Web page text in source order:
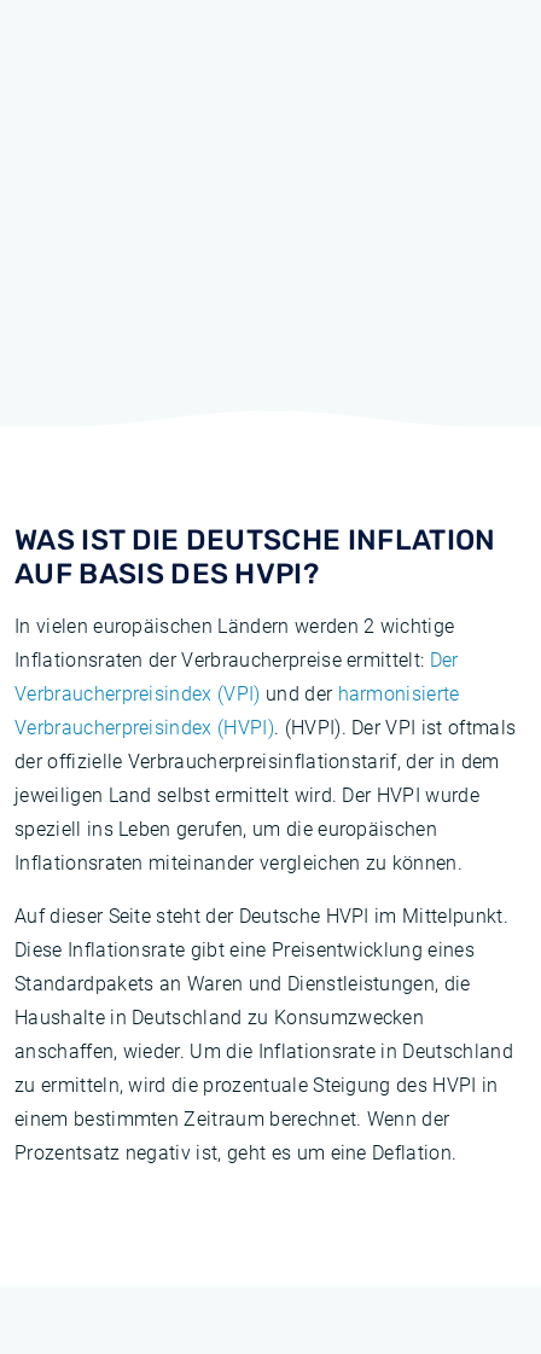
WAS IST DIE DEUTSCHE INFLATION
AUF BASIS DES HVPI?
In vielen europäischen Ländern werden 2 wichtige
Inflationsraten der Verbraucherpreise ermittelt: Der
Verbraucherpreisindex (VPI) und der harmonisierte
Verbraucherpreisindex (HVPI). (HVPI). Der VPI ist oftmals
der offizielle Verbraucherpreisinflationstarif, der in dem
jeweiligen Land selbst ermittelt wird. Der HVPI wurde
speziell ins Leben gerufen, um die europäischen
Inflationsraten miteinander vergleichen zu können.
Auf dieser Seite steht der Deutsche HVPI im Mittelpunkt.
Diese Inflationsrate gibt eine Preisentwicklung eines
Standardpakets an Waren und Dienstleistungen, die
Haushalte in Deutschland zu Konsumzwecken
anschaffen, wieder. Um die Inflationsrate in Deutschland
zu ermitteln, wird die prozentuale Steigung des HVPI in
einem bestimmten Zeitraum berechnet. Wenn der
Prozentsatz negativ ist, geht es um eine Deflation.